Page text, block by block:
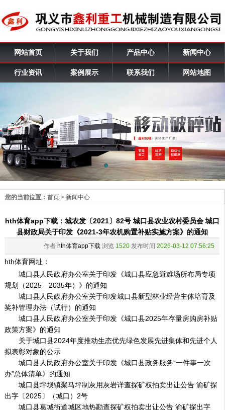
网站首页 关于我们 产品中心 新闻中心
行业资讯 案例展示 联系我们 网站地图
您的当前位置： 首页 > 新闻中心
hth体育app下载：城农发〔2021〕82号 城口县农业农村委员会 城口
县财政局关于印发《2021-3年农机购置补贴实施方案》的通知
作者 hth体育app下载 浏览 1520 发布时间 2026-03-12 07:56:25
hth体育网址：
城口县人民政府办公室关于印发《城口县应急避难场所布局专项
规划（2025—2035年）》的通知
城口县人民政府办公室关于印发城口县新型林业经营主体培育及
奖补管理办法（试行）的通知
城口县人民政府办公室关于印发《城口县2025年存量房购房补贴
政策方案》的通知
关于城口县2024年度推动生态优先绿色发展先进集体和先进个人
拟表彰对象的公示
城口县人民政府办公室关于印发《城口县政务服务“一件事一次
办”总体清单》的通知
城口县坪坝镇聚马坪制灰用灰岩详查探矿权拍卖出让公告 渝矿探
出字〔2025〕（城口）2号
城口县葛城街道城区地热勘查探矿权拍卖出让公告 渝矿探出字